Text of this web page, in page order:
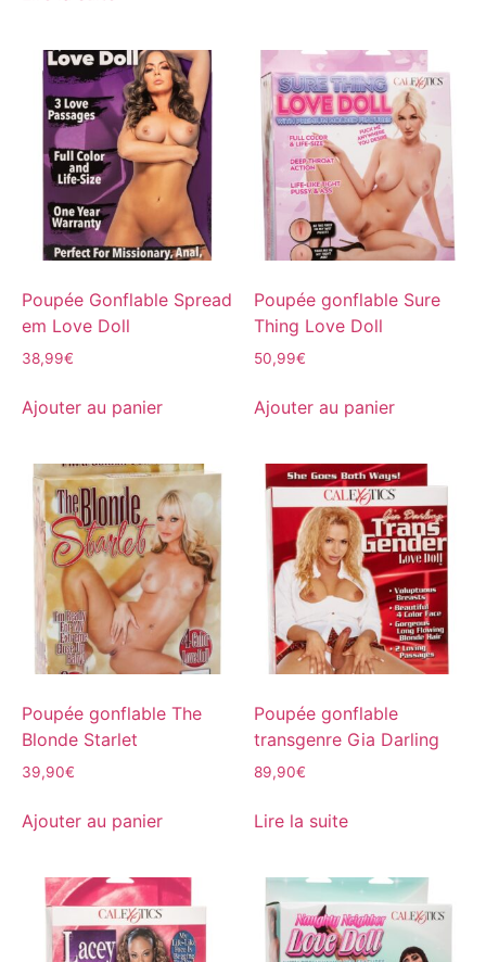
Poupée Gonflable Spread
em Love Doll
38,99€
Ajouter au panier
Poupée gonflable Sure
Thing Love Doll
50,99€
Ajouter au panier
Poupée gonflable The
Blonde Starlet
39,90€
Ajouter au panier
Poupée gonflable
transgenre Gia Darling
89,90€
Lire la suite